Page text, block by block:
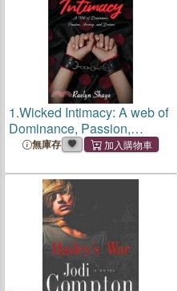
1.Wicked Intimacy: A web of
Dominance, Passion,
Secrecy, and Desires
無庫存